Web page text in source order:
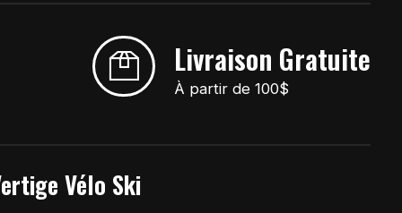
Livraison Gratuite
À partir de 100$
Vélo Ski